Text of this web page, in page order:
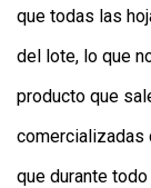
que todas las
del lote, lo que
producto que
comercializadas
que durante